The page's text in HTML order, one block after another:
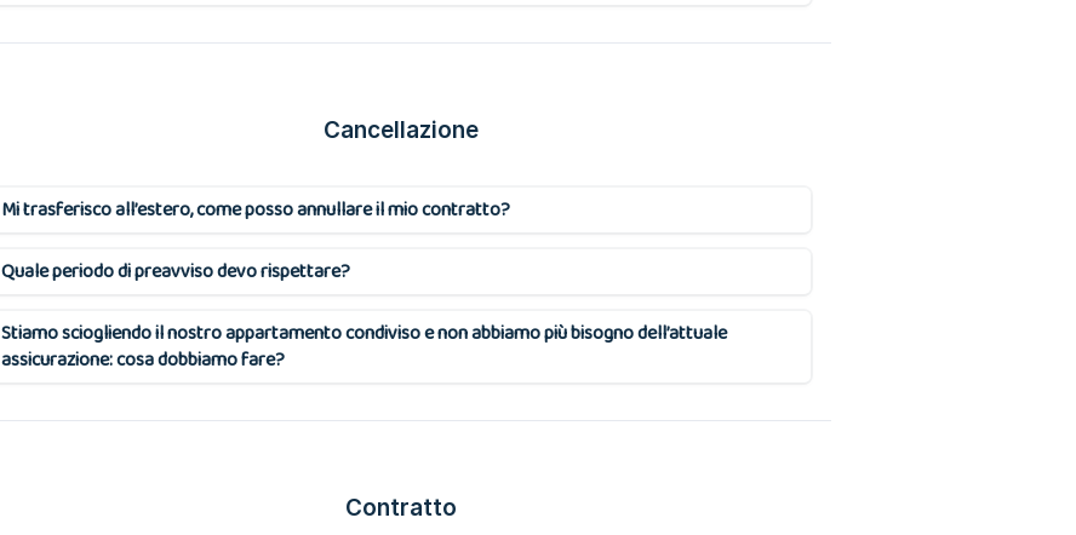
Cancellazione
Mi trasferisco all’estero, come posso annullare il mio contratto?
Quale periodo di preavviso devo rispettare?
Stiamo sciogliendo il nostro appartamento condiviso e non abbiamo più bisogno dell’attuale
assicurazione: cosa dobbiamo fare?
Contratto